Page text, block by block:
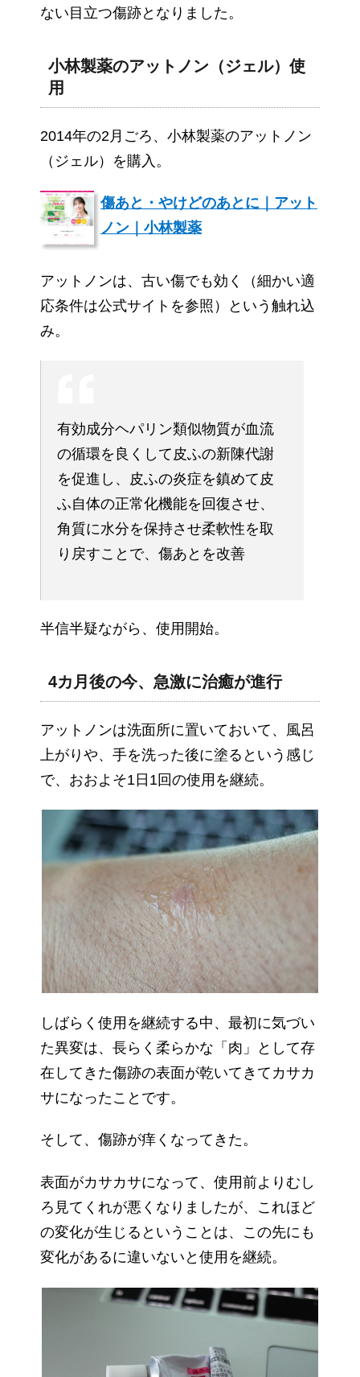
ない目立つ傷跡となりました。
小林製薬のアットノン（ジェル）使
用
2014年の2月ごろ、小林製薬のアットノン
（ジェル）を購入。
傷あと・やけどのあとに｜アット
ノン｜小林製薬
アットノンは、古い傷でも効く（細かい適
応条件は公式サイトを参照）という触れ込
み。
有効成分ヘパリン類似物質が血流
の循環を良くして皮ふの新陳代謝
を促進し、皮ふの炎症を鎮めて皮
ふ自体の正常化機能を回復させ、
角質に水分を保持させ柔軟性を取
り戻すことで、傷あとを改善
半信半疑ながら、使用開始。
4カ月後の今、急激に治癒が進行
アットノンは洗面所に置いておいて、風呂
上がりや、手を洗った後に塗るという感じ
で、おおよそ1日1回の使用を継続。
しばらく使用を継続する中、最初に気づい
た異変は、長らく柔らかな「肉」として存
在してきた傷跡の表面が乾いてきてカサカ
サになったことです。
そして、傷跡が痒くなってきた。
表面がカサカサになって、使用前よりむし
ろ見てくれが悪くなりましたが、これほど
の変化が生じるということは、この先にも
変化があるに違いないと使用を継続。